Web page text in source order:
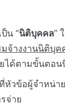
น “นิติบุคคล”
มจ้างงานนิติบุ
ได้ตามขั้นตอน
หัวข้อผู้จำหน่า
จ่าย